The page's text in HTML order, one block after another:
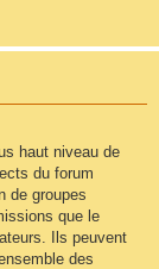
haut niveau de
du forum
de groupes
que le
Ils peuvent
des